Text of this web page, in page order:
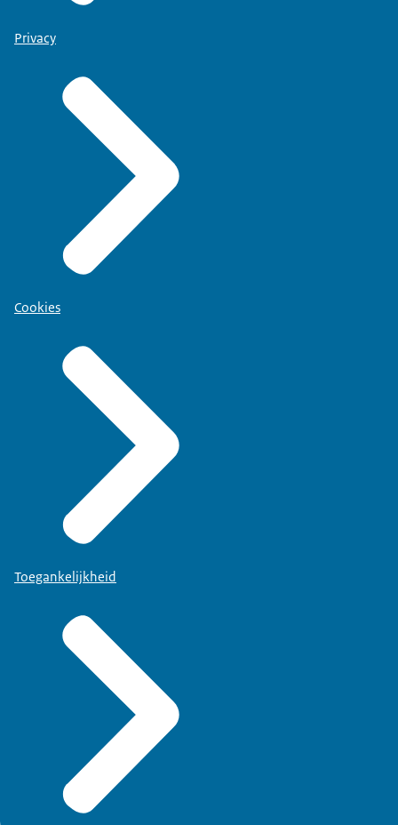
Privacy
Cookies
Toegankelijkheid